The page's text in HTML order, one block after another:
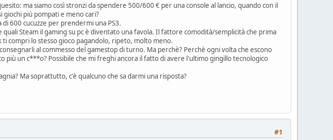
ma siamo così stronzi da spendere 500/600 € per una console al lancio, quando con il
più pompati e meno cari?
di 600 cucuzze per prendermi una PS3.
Steam il gaming su pc è diventato una favola. Il fattore comodità/semplicità che prima
ti compri lo stesso gioco pagandolo, ripeto, molto meno.
al commesso del gamestop di turno. Ma perchè? Perchè ogni volta che escono
più un c***o? Possibile che mi freghi ancora il fatto di avere l'ultimo gingillo tecnologico
Ma soprattutto, c'è qualcuno che sa darmi una risposta?
#1